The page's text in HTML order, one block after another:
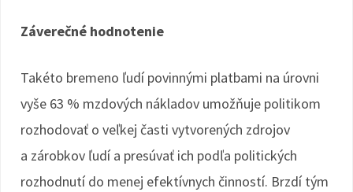
Záverečné hodnotenie
Takéto bremeno ľudí povinnými platbami na úrovni
vyše 63 % mzdových nákladov umožňuje politikom
rozhodovať o veľkej časti vytvorených zdrojov
a zárobkov ľudí a presúvať ich podľa politických
rozhodnutí do menej efektívnych činností. Brzdí tým